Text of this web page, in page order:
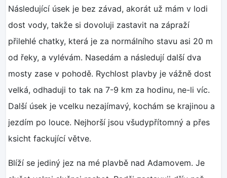
Následující úsek je bez závad, akorát už mám v lodi
dost vody, takže si dovoluji zastavit na zápraží
přilehlé chatky, která je za normálního stavu asi 20 m
od řeky, a vylévám. Nasedám a následují další dva
mosty zase v pohodě. Rychlost plavby je vážně dost
velká, odhaduji to tak na 7-9 km za hodinu, ne-li víc.
Další úsek je vcelku nezajímavý, kochám se krajinou a
jezdím po louce. Nejhorší jsou všudypřítomný a přes
ksicht fackující větve.
Blíží se jediný jez na mé plavbě nad Adamovem. Je